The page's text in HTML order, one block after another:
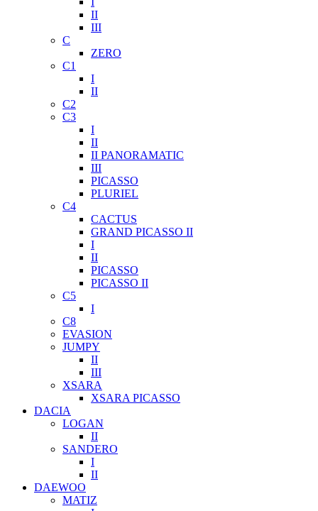
II
III
C
ZERO
C1
I
II
C2
C3
I
II
II PANORAMATIC
III
PICASSO
PLURIEL
C4
CACTUS
GRAND PICASSO II
I
II
PICASSO
PICASSO II
C5
I
C8
EVASION
JUMPY
II
III
XSARA
XSARA PICASSO
DACIA
LOGAN
II
SANDERO
I
II
DAEWOO
MATIZ